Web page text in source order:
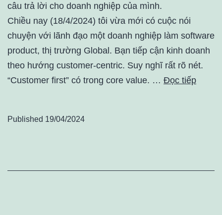
câu trả lời cho doanh nghiệp của mình.
Chiều nay (18/4/2024) tôi vừa mới có cuộc nói
chuyện với lãnh đạo một doanh nghiệp làm software
product, thị trường Global. Bạn tiếp cận kinh doanh
theo hướng customer-centric. Suy nghĩ rất rõ nét.
“Customer first” có trong core value. … Đọc tiếp
Published 19/04/2024